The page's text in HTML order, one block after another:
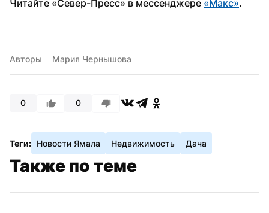
Читайте «Север-Пресс» в мессенджере «Макс».
Авторы Мария Чернышова
0 0
Теги: Новости Ямала Недвижимость Дача
Также по теме